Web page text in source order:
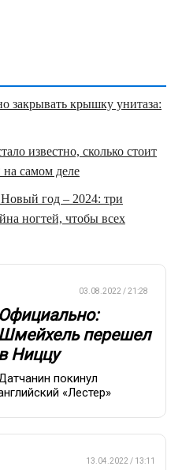
закрывать крышку унитаза:
известно, сколько стоит
самом деле
год – 2024: три
ногтей, чтобы всех
03.08.2022 / 21:28
Официально:
перешел
Ниццу
покинул
«Лестер»
13.04.2022 / 13:11